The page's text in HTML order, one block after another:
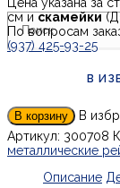
см искамейки
По вопросам
(937) 425-93-25
В корзину
В
В
Артикул: 300708
металлические
Описание